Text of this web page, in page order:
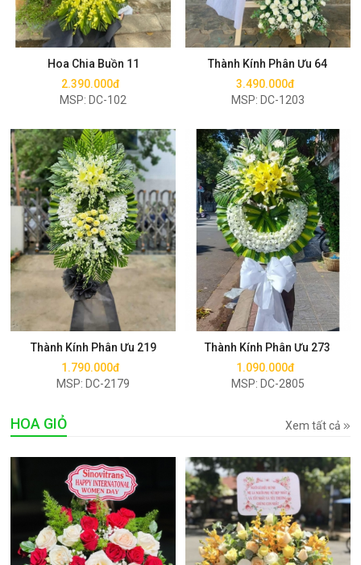
Hoa Chia Buồn 11
2.390.000đ
MSP: DC-102
Mua ngay
Thành Kính Phân Ưu 64
3.490.000đ
MSP: DC-1203
Mua ngay
Thành Kính Phân Ưu 219
1.790.000đ
MSP: DC-2179
Mua ngay
Thành Kính Phân Ưu 273
1.090.000đ
MSP: DC-2805
Mua ngay
HOA GIỎ Xem tất cả